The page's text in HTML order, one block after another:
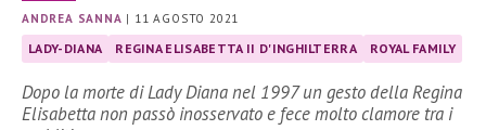
ANDREA SANNA | 11 AGOSTO 2021
LADY-DIANA REGINA ELISABETTA II D'INGHILTERRA ROYAL FAMILY
Dopo la morte di Lady Diana nel 1997 un gesto della Regina
Elisabetta non passò inosservato e fece molto clamore tra i